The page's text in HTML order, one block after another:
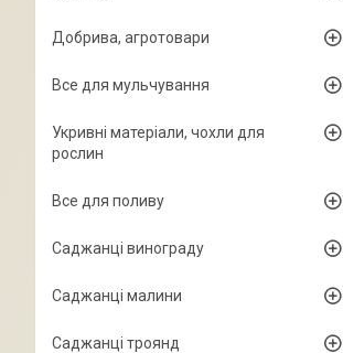
Добрива, агротовари
Все для мульчування
Укривні матеріали, чохли для
рослин
Все для поливу
Саджанці винограду
Саджанці малини
Саджанці троянд